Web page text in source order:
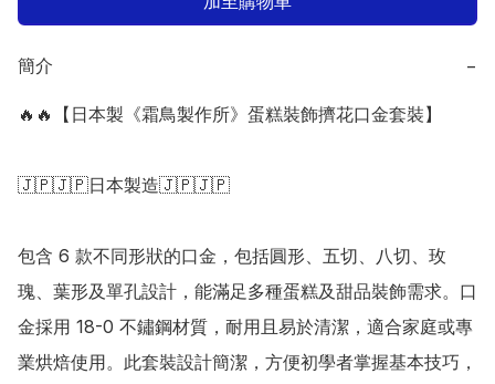
簡介 −
🔥🔥【日本製《霜鳥製作所》蛋糕裝飾擠花口金套裝】
🇯🇵🇯🇵日本製造🇯🇵🇯🇵
包含 6 款不同形狀的口金，包括圓形、五切、八切、玫
瑰、葉形及單孔設計，能滿足多種蛋糕及甜品裝飾需求。口
金採用 18-0 不鏽鋼材質，耐用且易於清潔，適合家庭或專
業烘焙使用。此套裝設計簡潔，方便初學者掌握基本技巧，